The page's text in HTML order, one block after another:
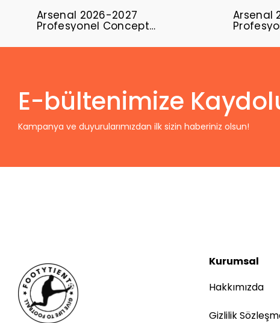
Arsenal 2026-2027
Profesyonel Concept
Arsenal
E-bültenimize
Kampanya ve duyurularımızdan ilk sizin haberiniz olsun!
Kurumsal
Hakkımızda
Gizlilik